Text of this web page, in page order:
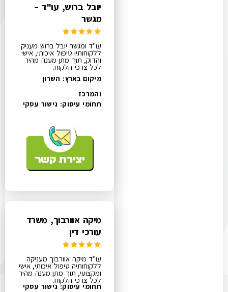
יובל ברוש, עו"ד –
מגשר
עו"ד ומגשר יובל ברוש מעניק
ללקוחותיו טיפול איכותי, אישי
והדוק, תוך מתן מענה מהיר
לכל צרכי הלקוח.
מיקום בארץ: השרון
והמרכז
תחומי עיסוק: גישור עסקי
מיקה אוורבוך, משרד
עורכי דין
עו"ד מיקה אוורבוך מעניקה
ללקוחותיה טיפול איכותי, אישי
ומקצועי, תוך מתן מענה מהיר
לכל צרכי הלקוח.
תחומי עיסוק: גישור עסקי